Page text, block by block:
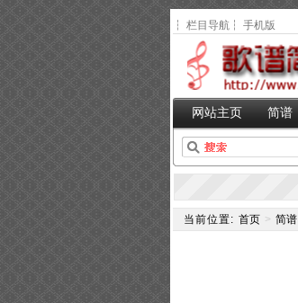
┆ 栏目导航 ┆ 手机版
网站主页 简谱
当前位置: 首页 > 简谱